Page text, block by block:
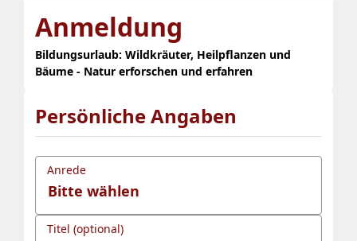
Anmeldung
Bildungsurlaub: Wildkräuter, Heilpflanzen und
Bäume - Natur erforschen und erfahren
Persönliche Angaben
Anrede
Titel (optional)